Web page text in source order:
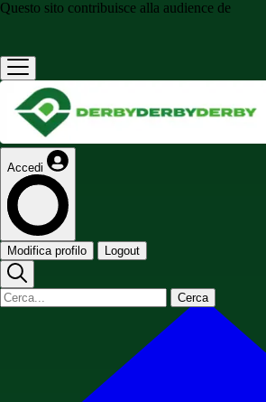
Questo sito contribuisce alla audience de
Accedi
Modifica profilo Logout
Cerca